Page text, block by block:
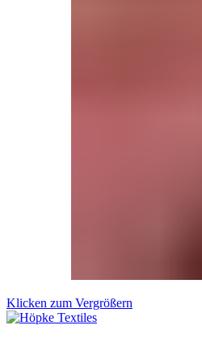
Klicken zum Vergrößern